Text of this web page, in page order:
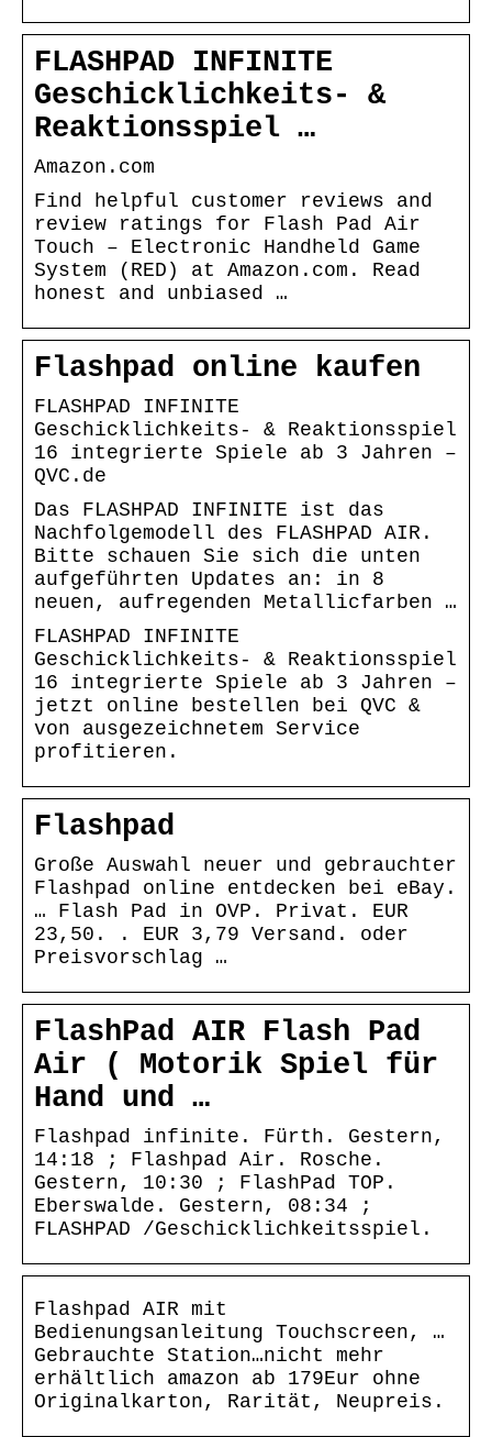
FLASHPAD INFINITE
Geschicklichkeits- &
Reaktionsspiel …
Amazon.com
Find helpful customer reviews and
review ratings for Flash Pad Air
Touch – Electronic Handheld Game
System (RED) at Amazon.com. Read
honest and unbiased …
Flashpad online kaufen
FLASHPAD INFINITE
Geschicklichkeits- & Reaktionsspiel
16 integrierte Spiele ab 3 Jahren –
QVC.de
Das FLASHPAD INFINITE ist das
Nachfolgemodell des FLASHPAD AIR.
Bitte schauen Sie sich die unten
aufgeführten Updates an: in 8
neuen, aufregenden Metallicfarben …
FLASHPAD INFINITE
Geschicklichkeits- & Reaktionsspiel
16 integrierte Spiele ab 3 Jahren –
jetzt online bestellen bei QVC &
von ausgezeichnetem Service
profitieren.
Flashpad
Große Auswahl neuer und gebrauchter
Flashpad online entdecken bei eBay.
… Flash Pad in OVP. Privat. EUR
23,50. ​. EUR 3,79 Versand. oder
Preisvorschlag …
FlashPad AIR Flash Pad
Air ( Motorik Spiel für
Hand und …
Flashpad infinite. Fürth. Gestern,
14:18 ; Flashpad Air. Rosche.
Gestern, 10:30 ; FlashPad TOP.
Eberswalde. Gestern, 08:34 ;
FLASHPAD /Geschicklichkeitsspiel.
Flashpad AIR mit
Bedienungsanleitung Touchscreen, …
Gebrauchte Station…nicht mehr
erhältlich amazon ab 179Eur ohne
Originalkarton, Rarität, Neupreis.